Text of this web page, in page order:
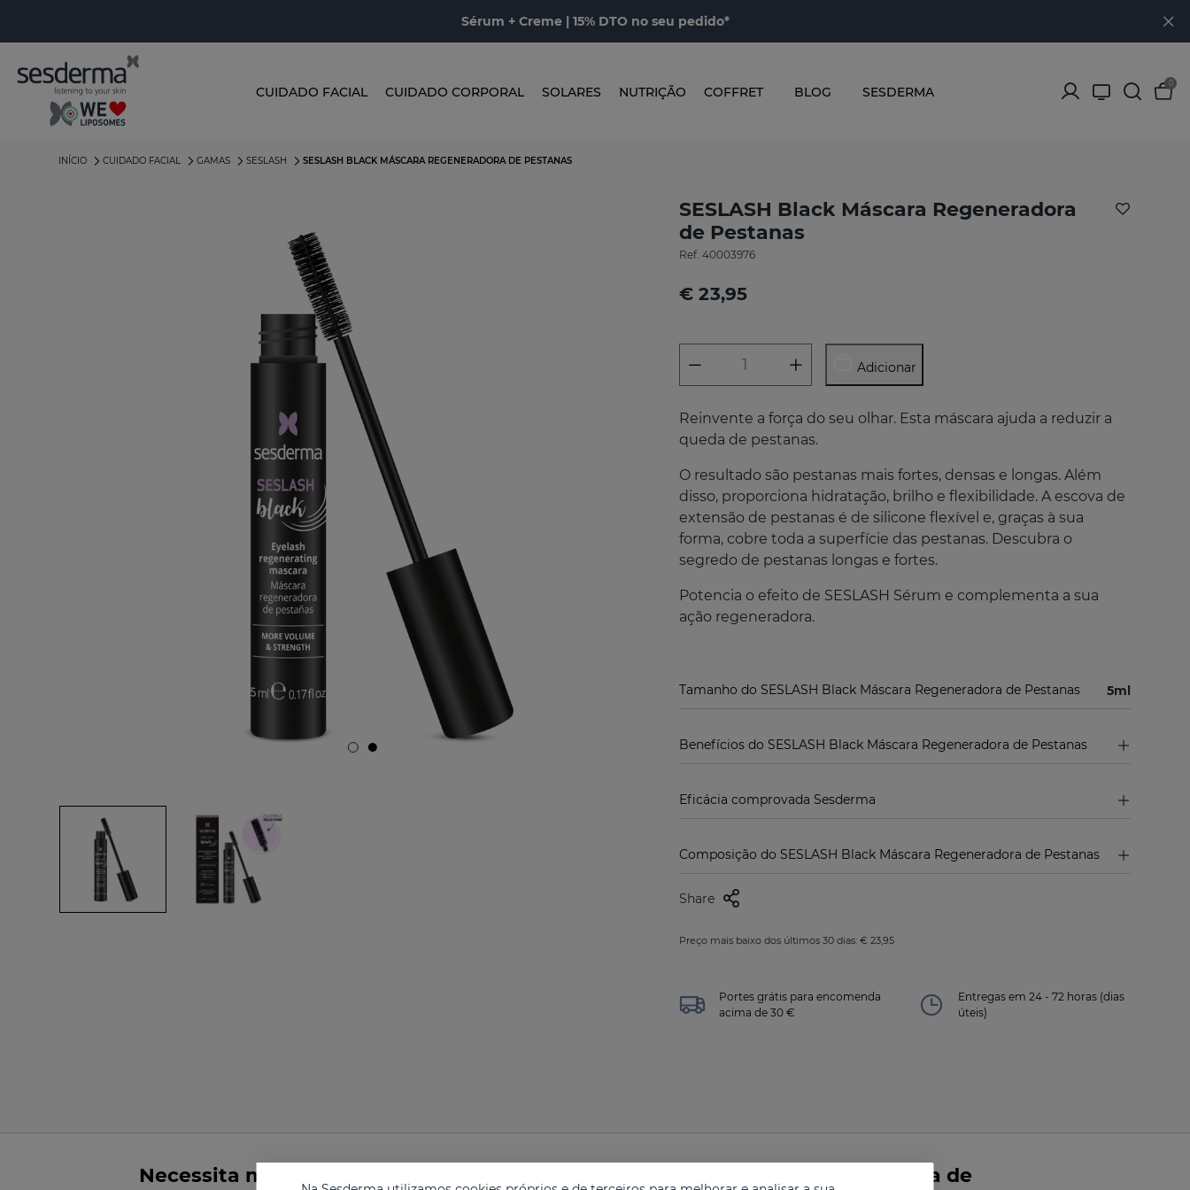
Sérum + Creme | 15% DTO no seu pedido*
CUIDADO FACIAL CUIDADO CORPORAL SOLARES NUTRIÇÃO COFFRET BLOG SESDERMA
0
INÍCIO CUIDADO FACIAL GAMAS SESLASH SESLASH BLACK MÁSCARA REGENERADORA DE PESTANAS
SESLASH Black Máscara Regeneradora
de Pestanas
Ref. 40003976
€ 23,95
Adicionar
Reinvente a força do seu olhar. Esta máscara ajuda a reduzir a
queda de pestanas.
O resultado são pestanas mais fortes, densas e longas. Além
disso, proporciona hidratação, brilho e flexibilidade. A escova de
extensão de pestanas é de silicone flexível e, graças à sua
forma, cobre toda a superfície das pestanas. Descubra o
segredo de pestanas longas e fortes.
Potencia o efeito de SESLASH Sérum e complementa a sua
ação regeneradora.
Tamanho do SESLASH Black Máscara Regeneradora de Pestanas 5ml
Benefícios do SESLASH Black Máscara Regeneradora de Pestanas
Eficácia comprovada Sesderma
Composição do SESLASH Black Máscara Regeneradora de Pestanas
Share
Preço mais baixo dos últimos 30 dias: € 23,95
Portes grátis para encomenda
acima de 30 €
Entregas em 24 - 72 horas (dias
úteis)
Necessita mais de informações sobre o SESLASH Black Máscara Regeneradora de